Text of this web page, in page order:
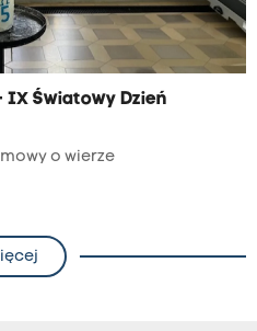
IX Światowy Dzień
o wierze